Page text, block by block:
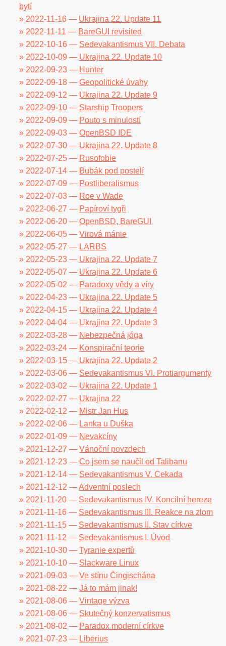
bytí
» 2022-11-16 — Ukrajina 22. Update 11
» 2022-11-11 — BareGUI revisited
» 2022-10-16 — Sedevakantismus VII. Debata
» 2022-10-09 — Ukrajina 22. Update 10
» 2022-09-23 — Hunter
» 2022-09-18 —Geopolitické úvahy
» 2022-09-12 — Ukrajina 22. Update 9
» 2022-09-10 — Starship Troopers
» 2022-09-09 — Pouto s minulostí
» 2022-09-03 —OpenBSD IDE
» 2022-07-30 — Ukrajina 22. Update 8
» 2022-07-25 — Rusofobie
» 2022-07-14 — Bubák pod postelí
» 2022-07-09 — Postliberalismus
» 2022-07-03 — Roe v Wade
» 2022-06-27 — Papíroví tygři
» 2022-06-20 —OpenBSD, BareGUI
» 2022-06-05 —Virová mánie
» 2022-05-27 — LARBS
» 2022-05-23 — Ukrajina 22. Update 7
» 2022-05-07 — Ukrajina 22. Update 6
» 2022-05-02 — Paradoxy vědy a víry
» 2022-04-23 — Ukrajina 22. Update 5
» 2022-04-15 — Ukrajina 22. Update 4
» 2022-04-04 — Ukrajina 22. Update 3
» 2022-03-28 — Nebezpečná jóga
» 2022-03-24 — Konspirační teorie
» 2022-03-15 — Ukrajina 22. Update 2
» 2022-03-06 — Sedevakantismus VI. Protiargumenty
» 2022-03-02 — Ukrajina 22. Update 1
» 2022-02-27 — Ukrajina 22
» 2022-02-12 — Mistr Jan Hus
» 2022-02-06 — Lanka u Duška
» 2022-01-09 — Nevakcíny
» 2021-12-27 —Vánoční povzdech
» 2021-12-23 —Co jsem se naučil od Talibanu
» 2021-12-14 — Sedevakantismus V. Cekada
» 2021-12-12 —Adventní poslech
» 2021-11-20 — Sedevakantismus IV. Koncilní hereze
» 2021-11-16 — Sedevakantismus III. Reakce na zlom
» 2021-11-15 — Sedevakantismus II. Stav církve
» 2021-11-12 — Sedevakantismus I. Úvod
» 2021-10-30 —Tyranie expertů
» 2021-10-10 — Slackware Linux
» 2021-09-03 —Ve stínu Čingischána
» 2021-08-22 —Já to mám jinak!
» 2021-08-06 —Vintage výzva
» 2021-08-06 — Skutečný konzervatismus
» 2021-08-02 — Paradox moderní církve
» 2021-07-23 — Liberius